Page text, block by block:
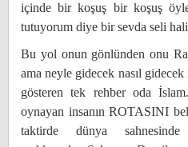
içinde bir koşuş bir koşuş
tutuyorum diye bir sevda seli
Bu yol onun gönlünden onu
ama neyle gidecek nasıl
gösteren tek rehber oda
oynayan insanın ROTASINI
taktirde dünya sahnesinde